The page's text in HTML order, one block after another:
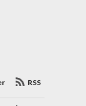
RSS